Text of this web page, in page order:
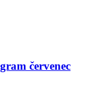
červenec